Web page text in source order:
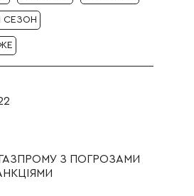
СЕЗОН
З ПОГРОЗАМИ